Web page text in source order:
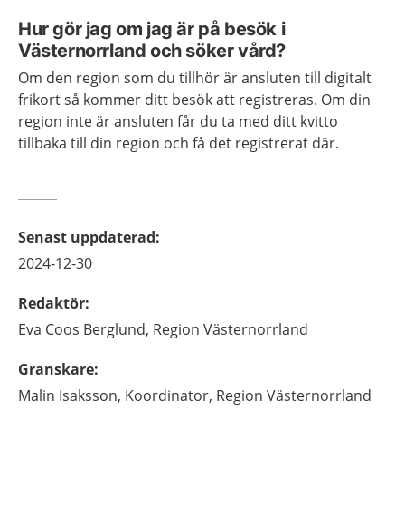
Hur gör jag om jag är på besök i
Västernorrland och söker vård?
Om den region som du tillhör är ansluten till digitalt
frikort så kommer ditt besök att registreras. Om din
region inte är ansluten får du ta med ditt kvitto
tillbaka till din region och få det registrerat där.
Senast uppdaterad:
2024-12-30
Redaktör:
Eva Coos Berglund, Region Västernorrland
Granskare:
Malin Isaksson, Koordinator, Region Västernorrland